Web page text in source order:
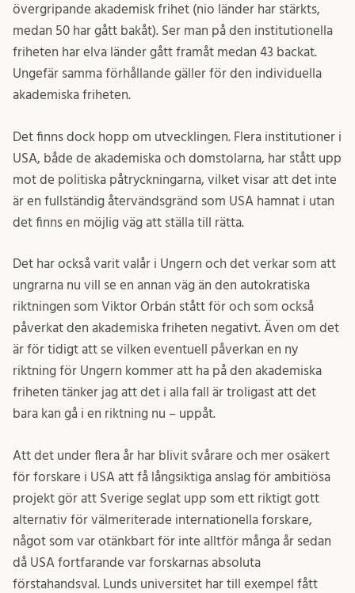
övergripande akademisk frihet (nio länder har stärkts,
medan 50 har gått bakåt). Ser man på den institutionella
friheten har elva länder gått framåt medan 43 backat.
Ungefär samma förhållande gäller för den individuella
akademiska friheten.
Det finns dock hopp om utvecklingen. Flera institutioner i
USA, både de akademiska och domstolarna, har stått upp
mot de politiska påtryckningarna, vilket visar att det inte
är en fullständig återvändsgränd som USA hamnat i utan
det finns en möjlig väg att ställa till rätta.
Det har också varit valår i Ungern och det verkar som att
ungrarna nu vill se en annan väg än den autokratiska
riktningen som Viktor Orbán stått för och som också
påverkat den akademiska friheten negativt. Även om det
är för tidigt att se vilken eventuell påverkan en ny
riktning för Ungern kommer att ha på den akademiska
friheten tänker jag att det i alla fall är troligast att det
bara kan gå i en riktning nu – uppåt.
Att det under flera år har blivit svårare och mer osäkert
för forskare i USA att få långsiktiga anslag för ambitiösa
projekt gör att Sverige seglat upp som ett riktigt gott
alternativ för välmeriterade internationella forskare,
något som var otänkbart för inte alltför många år sedan
då USA fortfarande var forskarnas absoluta
förstahandsval. Lunds universitet har till exempel fått